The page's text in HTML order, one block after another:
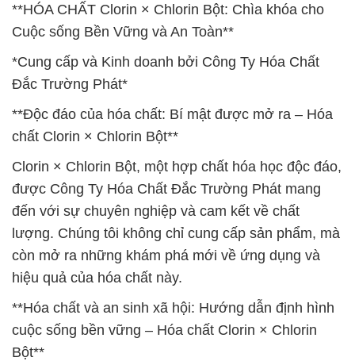
**HÓA CHẤT Clorin × Chlorin Bột: Chìa khóa cho
Cuộc sống Bền Vững và An Toàn**
*Cung cấp và Kinh doanh bởi Công Ty Hóa Chất
Đắc Trường Phát*
**Độc đáo của hóa chất: Bí mật được mở ra – Hóa
chất Clorin × Chlorin Bột**
Clorin × Chlorin Bột, một hợp chất hóa học độc đáo,
được Công Ty Hóa Chất Đắc Trường Phát mang
đến với sự chuyên nghiệp và cam kết về chất
lượng. Chúng tôi không chỉ cung cấp sản phẩm, mà
còn mở ra những khám phá mới về ứng dụng và
hiệu quả của hóa chất này.
**Hóa chất và an sinh xã hội: Hướng dẫn định hình
cuộc sống bền vững – Hóa chất Clorin × Chlorin
Bột**